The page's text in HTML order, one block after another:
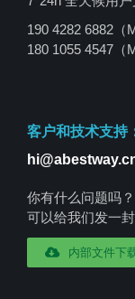
190 4282 6882（
180 1055 4547 （
客户和技术支持
你有什么问题吗？
可以给我们发一
内部文件下